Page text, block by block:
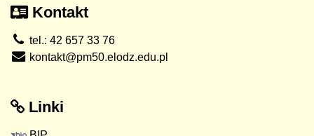
Kontakt
tel.: 42 657 33 76
kontakt@pm50.elodz.edu.pl
Linki